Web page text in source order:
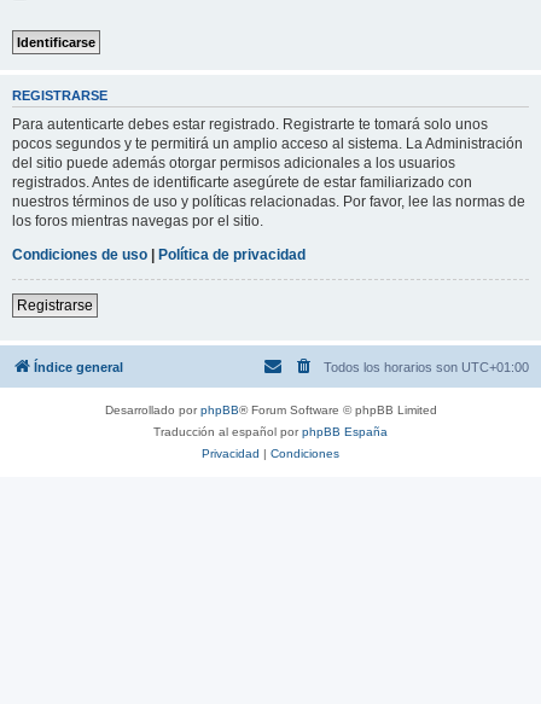
REGISTRARSE
Para autenticarte debes estar registrado. Registrarte te tomará solo unos
pocos segundos y te permitirá un amplio acceso al sistema. La Administración
del sitio puede además otorgar permisos adicionales a los usuarios
registrados. Antes de identificarte asegúrete de estar familiarizado con
nuestros términos de uso y políticas relacionadas. Por favor, lee las normas de
los foros mientras navegas por el sitio.
Condiciones de uso | Política de privacidad
Registrarse
Índice general Todos los horarios son UTC+01:00
Desarrollado porphpBB® Forum Software © phpBB Limited
Traducción al español porphpBB España
Privacidad | Condiciones